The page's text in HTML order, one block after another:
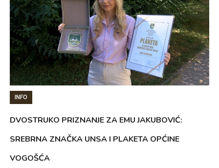
INFO
DVOSTRUKO PRIZNANJE ZA EMU JAKUBOVIĆ:
SREBRNA ZNAČKA UNSA I PLAKETA OPĆINE
VOGOŠĆA